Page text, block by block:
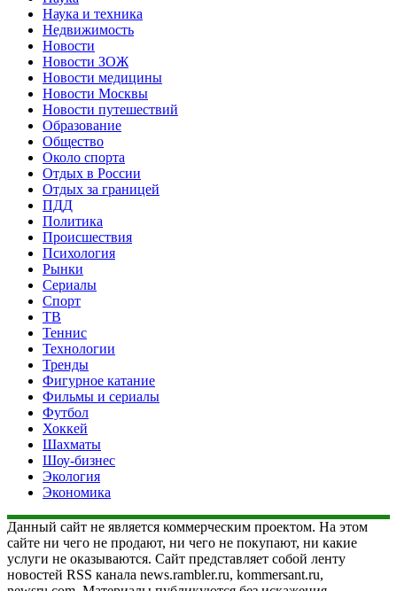
Наука и техника
Недвижимость
Новости
Новости ЗОЖ
Новости медицины
Новости Москвы
Новости путешествий
Образование
Общество
Около спорта
Отдых в России
Отдых за границей
ПДД
Политика
Происшествия
Психология
Рынки
Сериалы
Спорт
ТВ
Теннис
Технологии
Тренды
Фигурное катание
Фильмы и сериалы
Футбол
Хоккей
Шахматы
Шоу-бизнес
Экология
Экономика
Данный сайт не является коммерческим проектом. На этом
сайте ни чего не продают, ни чего не покупают, ни какие
услуги не оказываются. Сайт представляет собой ленту
новостей RSS канала news.rambler.ru, kommersant.ru,